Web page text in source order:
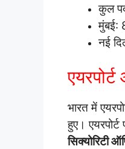
कुल
मुंबई:
नई
भारत में
हुए।
सिक्योरिटी